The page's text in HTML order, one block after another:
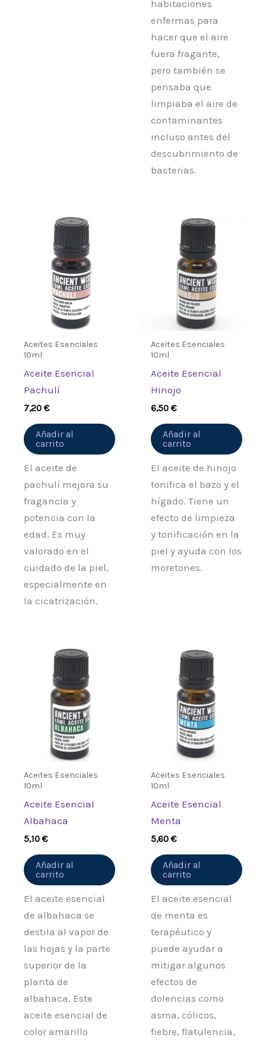
habitaciones
enfermas para
hacer que el aire
fuera fragante,
pero también se
pensaba que
limpiaba el aire de
contaminantes
incluso antes del
descubrimiento de
bacterias.
Aceites Esenciales
10ml
Aceite Esencial
Pachulí
7,20€
Añadir al
carrito
El aceite de
pachulí mejora su
fragancia y
potencia con la
edad. Es muy
valorado en el
cuidado de la piel,
especialmente en
la cicatrización.
Aceites Esenciales
10ml
Aceite Esencial
Hinojo
6,50€
Añadir al
carrito
El aceite de hinojo
tonifica el bazo y el
hígado. Tiene un
efecto de limpieza
y tonificación en la
piel y ayuda con los
moretones.
Aceites Esenciales
10ml
Aceite Esencial
Albahaca
5,10€
Añadir al
carrito
El aceite esencial
de albahaca se
destila al vapor de
las hojas y la parte
superior de la
planta de
albahaca. Este
aceite esencial de
color amarillo
Aceites Esenciales
10ml
Aceite Esencial
Menta
5,60€
Añadir al
carrito
El aceite esencial
de menta es
terapéutico y
puede ayudar a
mitigar algunos
efectos de
dolencias como
asma, cólicos,
fiebre, flatulencia,